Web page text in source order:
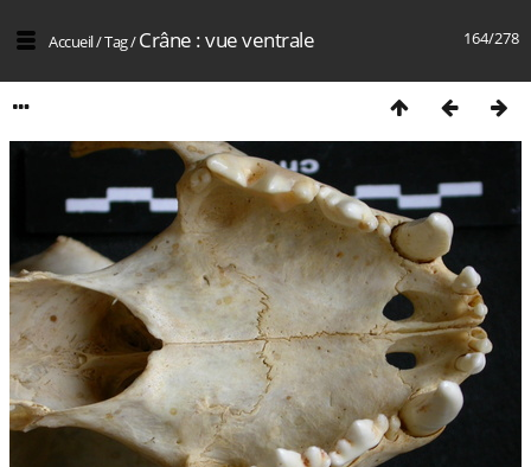
164/278
Accueil/Tag/Crâne : vue ventrale